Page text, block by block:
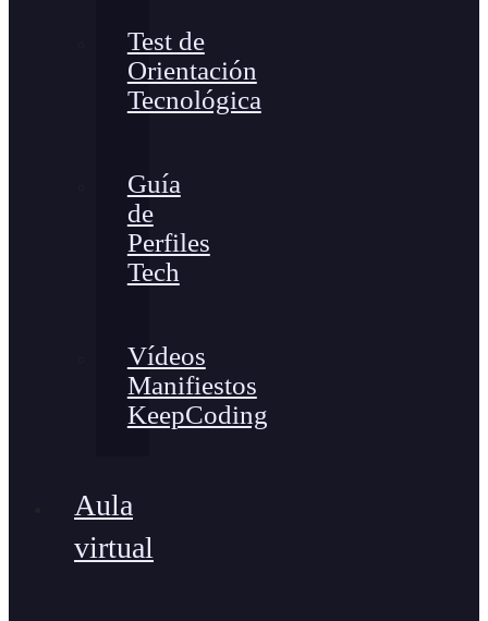
Test de
Orientación
Tecnológica
Guía
de
Perfiles
Tech
Vídeos
Manifiestos
KeepCoding
Aula
virtual